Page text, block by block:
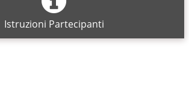
Istruzioni Partecipanti